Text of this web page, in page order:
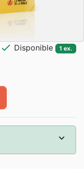
check Disponible 1 ex.